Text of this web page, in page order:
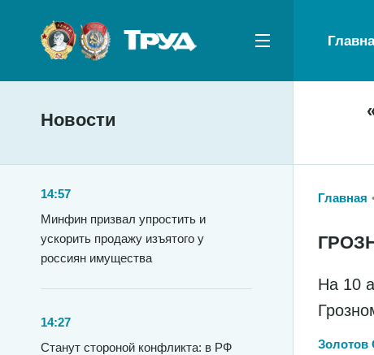
Новости
14:57
Минфин призвал упростить и
ускорить продажу изъятого у
россиян имущества
14:27
Станут стороной конфликта: в РФ
Главная
На 10
Золотов